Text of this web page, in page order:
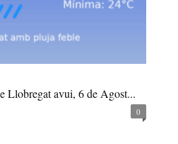
Llobregat avui, 6 de Agost...
0